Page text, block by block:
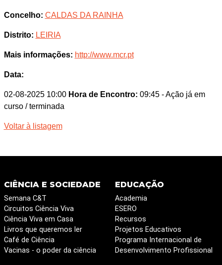
Concelho: CALDAS DA RAINHA
Distrito: LEIRIA
Mais informações: http://www.mcr.pt
Data:
02-08-2025 10:00 Hora de Encontro: 09:45 - Ação já em
curso / terminada
Voltar à listagem
CIÊNCIA E SOCIEDADE
Semana C&T
Circuitos Ciência Viva
Ciência Viva em Casa
Livros que queremos ler
Café de Ciência
Vacinas - o poder da ciência
EDUCAÇÃO
Academia
ESERO
Recursos
Projetos Educativos
Programa Internacional de
Desenvolvimento Profissional